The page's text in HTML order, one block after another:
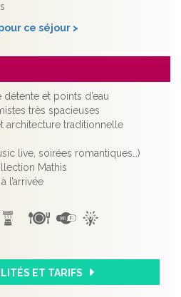
ce séjour >
et points d’eau
très spacieuses
architecture traditionnelle
live, soirées romantiques…)
Mathis
l’arrivée
ET TARIFS